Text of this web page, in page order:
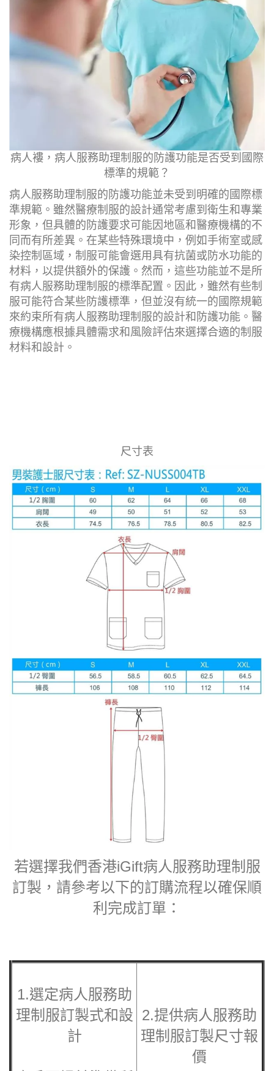
病人褸，病人服務助理制服的防護功能是否受到國際
標準的規範？
病人服務助理制服的防護功能並未受到明確的國際標
準規範。雖然醫療制服的設計通常考慮到衛生和專業
形象，但具體的防護要求可能因地區和醫療機構的不
同而有所差異。在某些特殊環境中，例如手術室或感
染控制區域，制服可能會選用具有抗菌或防水功能的
材料，以提供額外的保護。然而，這些功能並不是所
有病人服務助理制服的標準配置。因此，雖然有些制
服可能符合某些防護標準，但並沒有統一的國際規範
來約束所有病人服務助理制服的設計和防護功能。醫
療機構應根據具體需求和風險評估來選擇合適的制服
材料和設計。
尺寸表
若選擇我們香港iGift病人服務助理制服
訂製，請參考以下的訂購流程以確保順
利完成訂單：
1.選定病人服務助
理制服訂製式和設
計
2.提供病人服務助
理制服訂製尺寸報
價